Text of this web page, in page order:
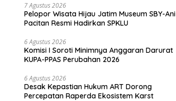
7 Agustus 2026
Pelopor Wisata Hijau Jatim Museum SBY-Ani
Pacitan Resmi Hadirkan SPKLU
6 Agustus 2026
Komisi I Soroti Minimnya Anggaran Darurat
KUPA-PPAS Perubahan 2026
6 Agustus 2026
Desak Kepastian Hukum ART Dorong
Percepatan Raperda Ekosistem Karst